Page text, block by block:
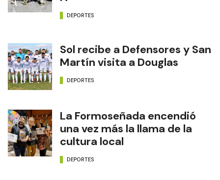
DEPORTES
Sol recibe a Defensores y San
Martín visita a Douglas
DEPORTES
La Formoseñada encendió
una vez más la llama de la
cultura local
DEPORTES